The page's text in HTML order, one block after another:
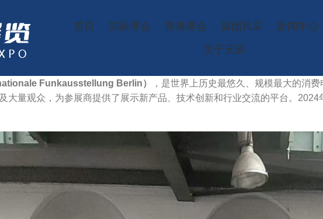
首页 国际展会 香港展会 展团风采 新闻中心
关于天涯
Funkausstellung Berlin）
，是世界上历史最悠久、规模最大的消
大量观众，为参展商提供了展示新产品、技术创新和行业交流的平台。